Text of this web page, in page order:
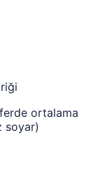
ortalama
soyar)